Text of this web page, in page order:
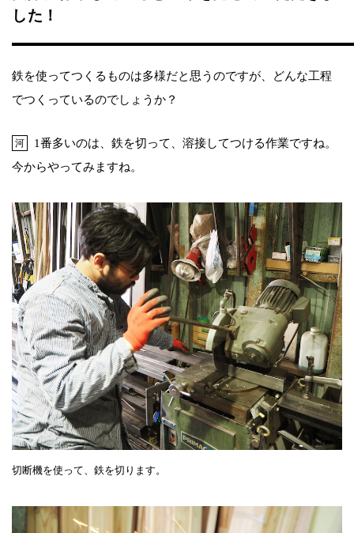
した！
鉄を使ってつくるものは多様だと思うのですが、どんな工程
でつくっているのでしょうか？
河
1番多いのは、鉄を切って、溶接してつける作業ですね。
今からやってみますね。
切断機を使って、鉄を切ります。